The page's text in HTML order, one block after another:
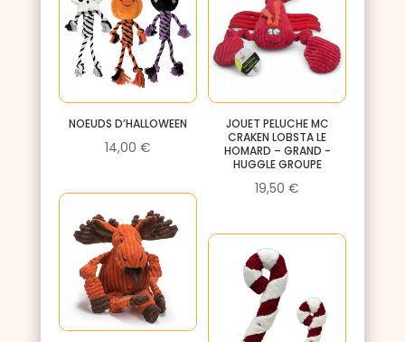
NOEUDS D’HALLOWEEN
14,00 €
JOUET PELUCHE MC
CRAKEN LOBSTA LE
HOMARD – GRAND -
HUGGLE GROUPE
19,50€